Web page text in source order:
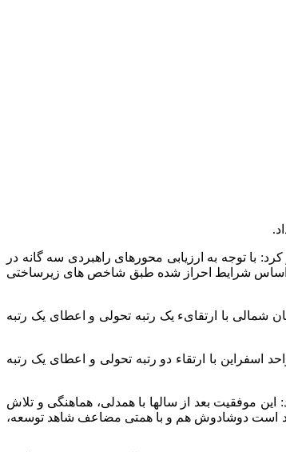
با توجه به ارزیابی محورهای راهبردی سه گانه در
رتبه های 26 گانه واحدها و مراکز اموزشی دانشگاه، بر اساس شرایط احراز شده طبق شاخص های زیرساختی
شمالی با ارتقایء یک رتبه تحولی و اعطای یک رتبه
اسلامی واحد شیروان با ارتقاء 4 رتبه تحولی حائز رتبه پانزدهم، واحد اسفراین با ارتقاء دو رتبه تحولی و اعطای یک رتبه
موفقیت بعد از سالها با همدلی، هماهنگی و تلاش
است دوشادوش هم و با همتی مضاعف شاهد توسعه،